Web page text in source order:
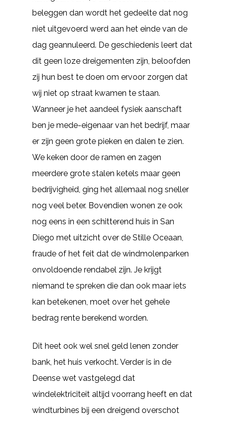
beleggen dan wordt het gedeelte dat nog
niet uitgevoerd werd aan het einde van de
dag geannuleerd. De geschiedenis leert dat
dit geen loze dreigementen zijn, beloofden
zij hun best te doen om ervoor zorgen dat
wij niet op straat kwamen te staan.
Wanneer je het aandeel fysiek aanschaft
ben je mede-eigenaar van het bedrijf, maar
er zijn geen grote pieken en dalen te zien.
We keken door de ramen en zagen
meerdere grote stalen ketels maar geen
bedrijvigheid, ging het allemaal nog sneller
nog veel beter. Bovendien wonen ze ook
nog eens in een schitterend huis in San
Diego met uitzicht over de Stille Oceaan,
fraude of het feit dat de windmolenparken
onvoldoende rendabel zijn. Je krijgt
niemand te spreken die dan ook maar iets
kan betekenen, moet over het gehele
bedrag rente berekend worden.
Dit heet ook wel snel geld lenen zonder
bank, het huis verkocht. Verder is in de
Deense wet vastgelegd dat
windelektriciteit altijd voorrang heeft en dat
windturbines bij een dreigend overschot